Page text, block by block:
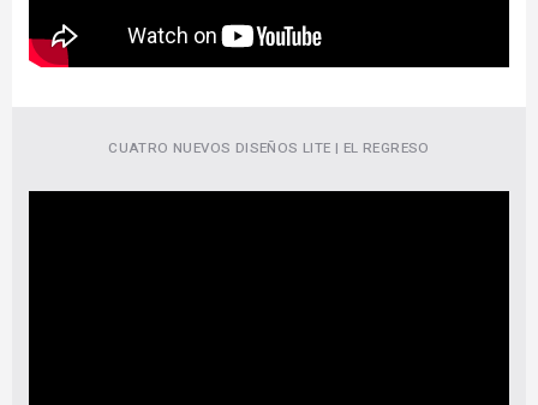
CUATRO NUEVOS DISEÑOS LITE | EL REGRESO